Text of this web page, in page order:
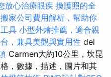
放心治療眼疾 換護照的全
搬家公司費用解析，幫助你
具 小型外燴推薦，適合親
，兼具美觀與實用性 del
Carmen大約10公里，坎昆
，數據，描述，圖片和其